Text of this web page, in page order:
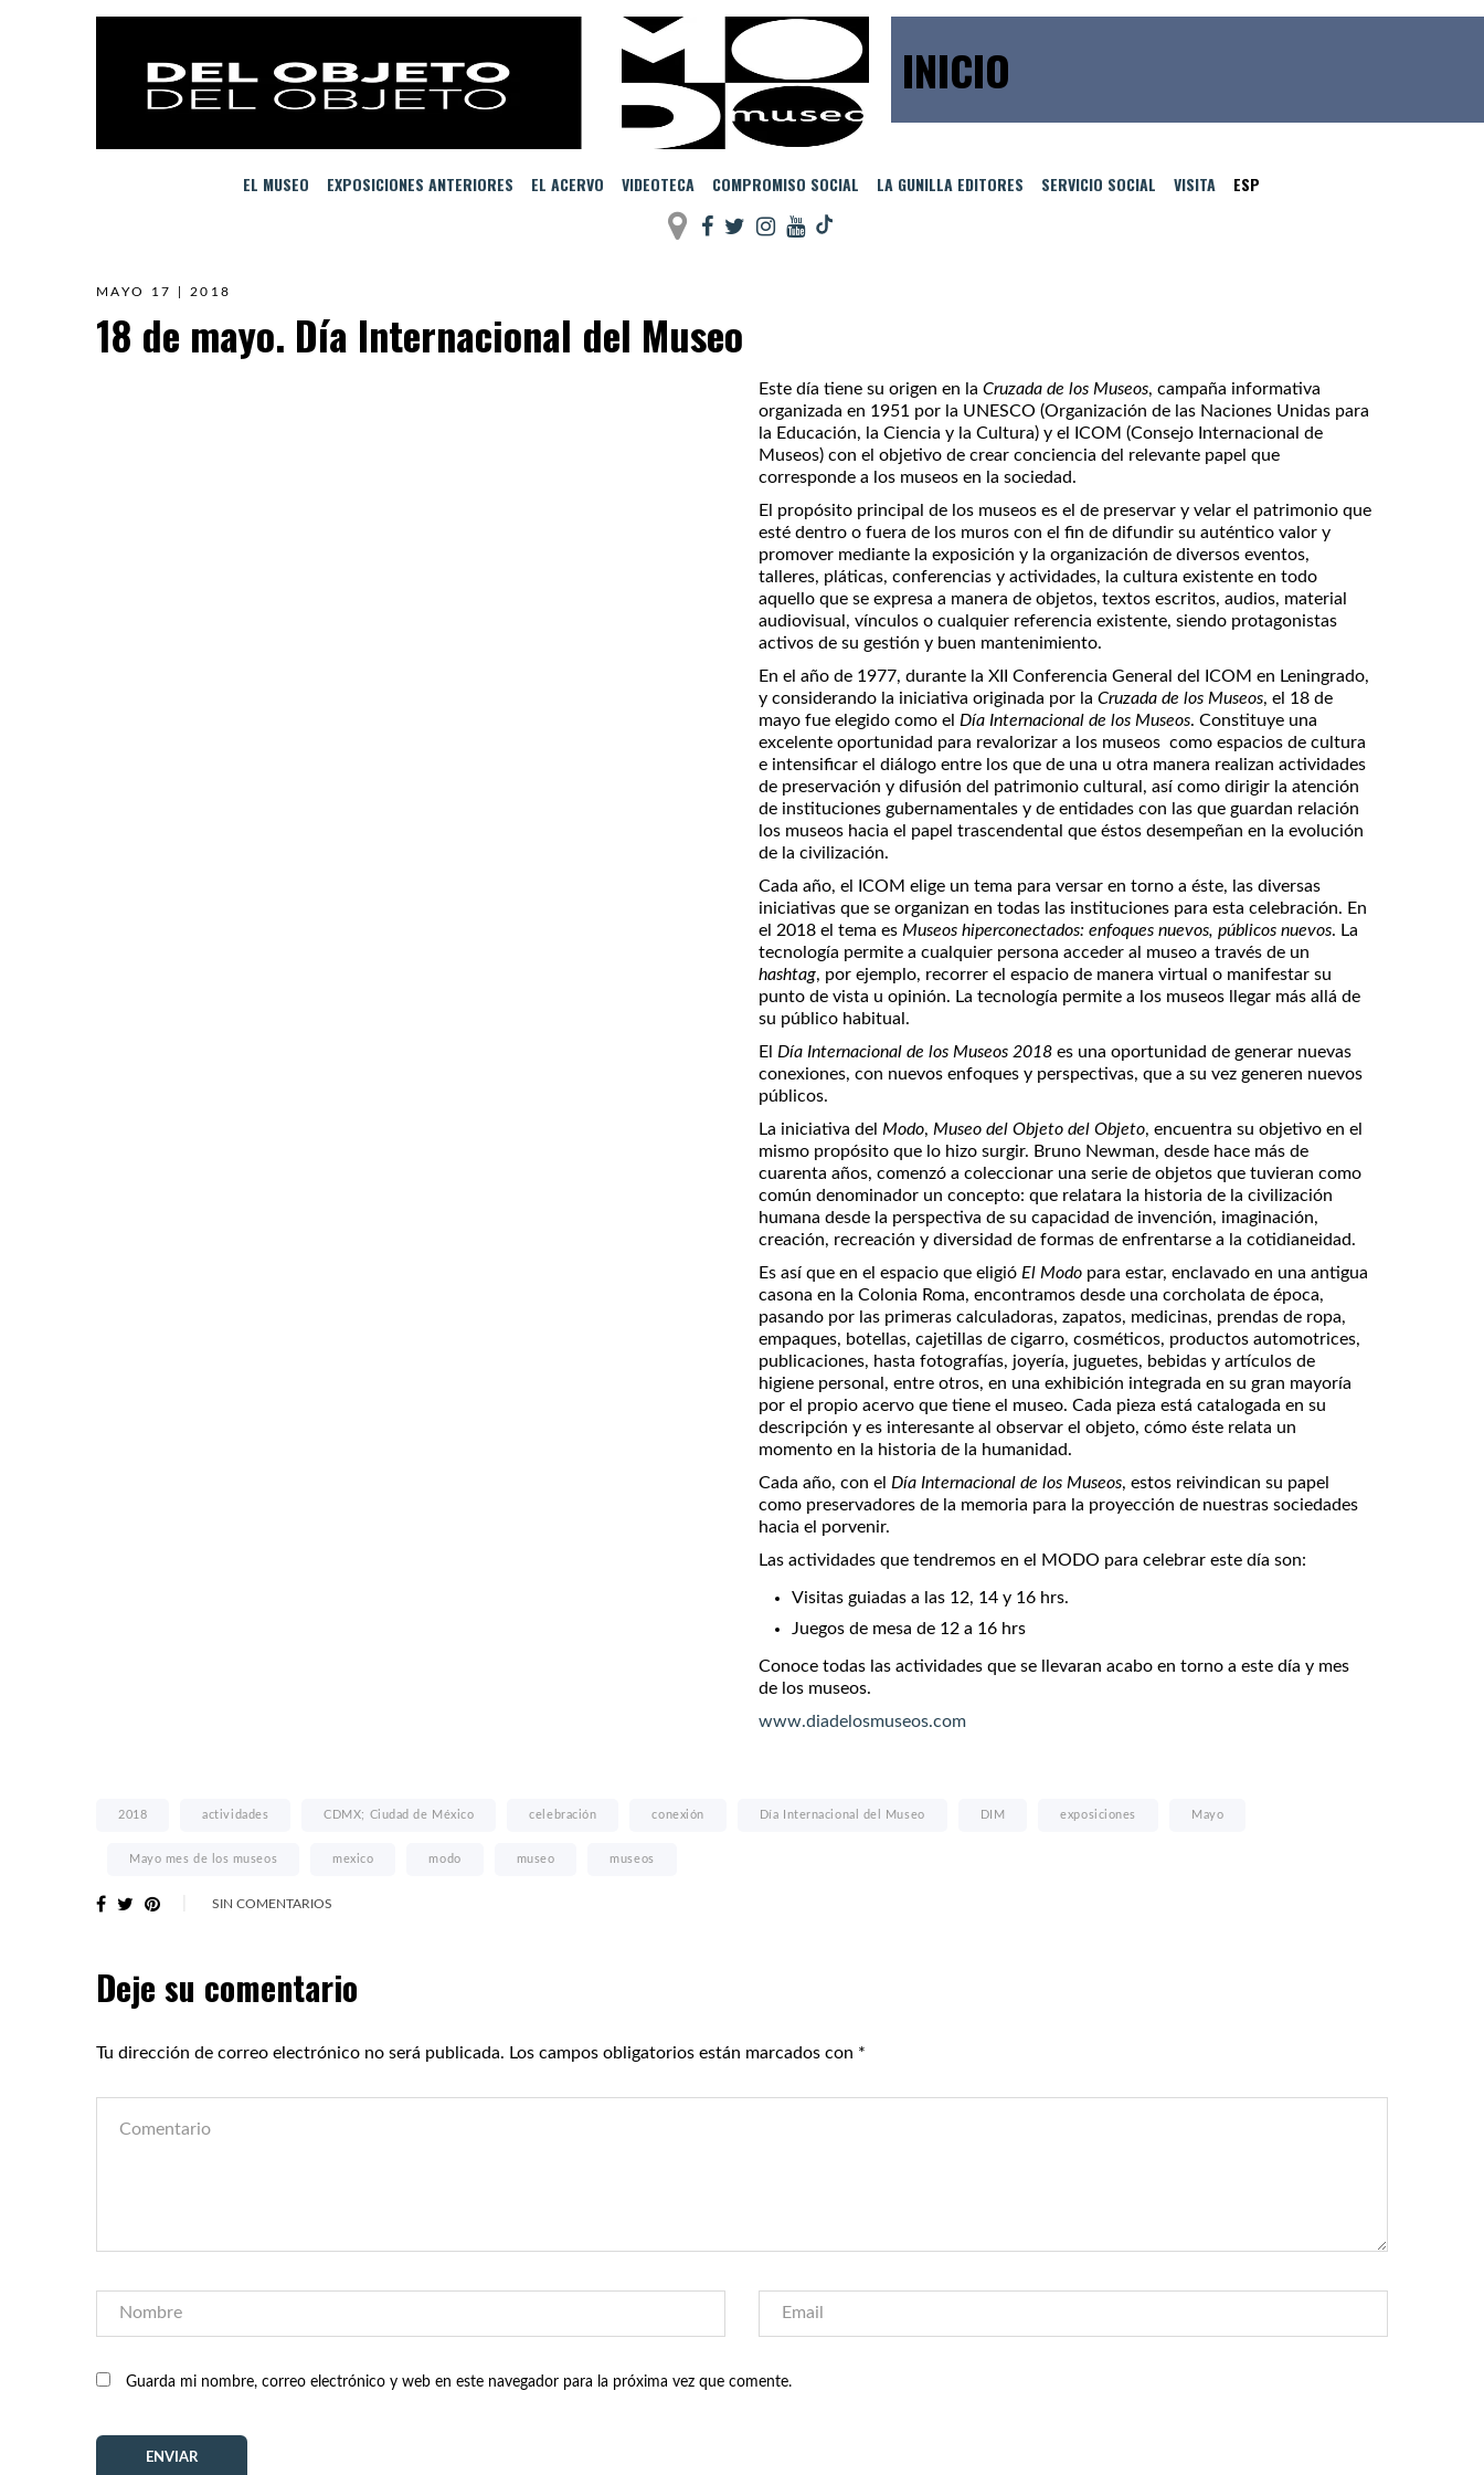
INICIO
EL MUSEO EXPOSICIONES ANTERIORES EL ACERVO VIDEOTECA COMPROMISO SOCIAL LA GUNILLA EDITORES SERVICIO SOCIAL VISITA ESP
MAYO 17 | 2018
18 de mayo. Día Internacional del Museo
Este día tiene su origen en la Cruzada de los Museos, campaña informativa
organizada en 1951 por la UNESCO (Organización de las Naciones Unidas para
la Educación, la Ciencia y la Cultura) y el ICOM (Consejo Internacional de
Museos) con el objetivo de crear conciencia del relevante papel que
corresponde a los museos en la sociedad.
El propósito principal de los museos es el de preservar y velar el patrimonio que
esté dentro o fuera de los muros con el fin de difundir su auténtico valor y
promover mediante la exposición y la organización de diversos eventos,
talleres, pláticas, conferencias y actividades, la cultura existente en todo
aquello que se expresa a manera de objetos, textos escritos, audios, material
audiovisual, vínculos o cualquier referencia existente, siendo protagonistas
activos de su gestión y buen mantenimiento.
En el año de 1977, durante la XII Conferencia General del ICOM en Leningrado,
y considerando la iniciativa originada por la Cruzada de los Museos, el 18 de
mayo fue elegido como el Día Internacional de los Museos. Constituye una
excelente oportunidad para revalorizar a los museos como espacios de cultura
e intensificar el diálogo entre los que de una u otra manera realizan actividades
de preservación y difusión del patrimonio cultural, así como dirigir la atención
de instituciones gubernamentales y de entidades con las que guardan relación
los museos hacia el papel trascendental que éstos desempeñan en la evolución
de la civilización.
Cada año, el ICOM elige un tema para versar en torno a éste, las diversas
iniciativas que se organizan en todas las instituciones para esta celebración. En
el 2018 el tema es Museos hiperconectados: enfoques nuevos, públicos nuevos. La
tecnología permite a cualquier persona acceder al museo a través de un
hashtag, por ejemplo, recorrer el espacio de manera virtual o manifestar su
punto de vista u opinión. La tecnología permite a los museos llegar más allá de
su público habitual.
El Día Internacional de los Museos 2018 es una oportunidad de generar nuevas
conexiones, con nuevos enfoques y perspectivas, que a su vez generen nuevos
públicos.
La iniciativa del Modo, Museo del Objeto del Objeto, encuentra su objetivo en el
mismo propósito que lo hizo surgir. Bruno Newman, desde hace más de
cuarenta años, comenzó a coleccionar una serie de objetos que tuvieran como
común denominador un concepto: que relatara la historia de la civilización
humana desde la perspectiva de su capacidad de invención, imaginación,
creación, recreación y diversidad de formas de enfrentarse a la cotidianeidad.
Es así que en el espacio que eligió El Modo para estar, enclavado en una antigua
casona en la Colonia Roma, encontramos desde una corcholata de época,
pasando por las primeras calculadoras, zapatos, medicinas, prendas de ropa,
empaques, botellas, cajetillas de cigarro, cosméticos, productos automotrices,
publicaciones, hasta fotografías, joyería, juguetes, bebidas y artículos de
higiene personal, entre otros, en una exhibición integrada en su gran mayoría
por el propio acervo que tiene el museo. Cada pieza está catalogada en su
descripción y es interesante al observar el objeto, cómo éste relata un
momento en la historia de la humanidad.
Cada año, con el Día Internacional de los Museos, estos reivindican su papel
como preservadores de la memoria para la proyección de nuestras sociedades
hacia el porvenir.
Las actividades que tendremos en el MODO para celebrar este día son:
Visitas guiadas a las 12, 14 y 16 hrs.
Juegos de mesa de 12 a 16 hrs
Conoce todas las actividades que se llevaran acabo en torno a este día y mes
de los museos.
www.diadelosmuseos.com
2018 actividades CDMX; Ciudad de México celebración conexión Día Internacional del Museo DIM exposiciones Mayo
Mayo mes de los museos mexico modo museo museos
SIN COMENTARIOS
Deje su comentario
Tu dirección de correo electrónico no será publicada. Los campos obligatorios están marcados con *
Guarda mi nombre, correo electrónico y web en este navegador para la próxima vez que comente.